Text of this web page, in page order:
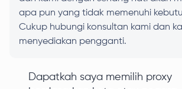
apa pun yang tidak memenuhi
Cukup hubungi konsultan kami dan
menyediakan pengganti.
Dapatkah saya memilih proxy